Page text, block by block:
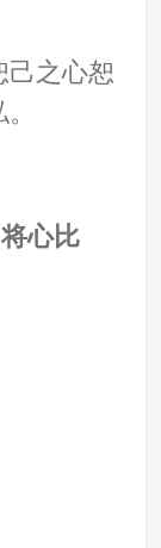
己之心恕
心比